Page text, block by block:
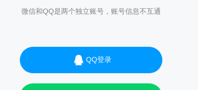
微信和QQ是两个独立账号，账号信息不互通
QQ登录